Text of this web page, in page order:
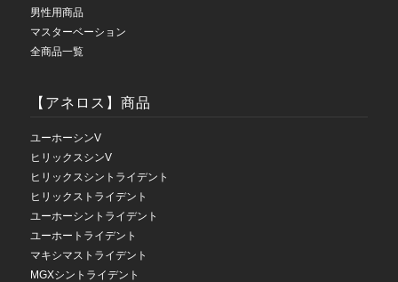
男性用商品
マスターベーション
全商品一覧
【アネロス】商品
ユーホーシンV
ヒリックスシンV
ヒリックスシントライデント
ヒリックストライデント
ユーホーシントライデント
ユーホートライデント
マキシマストライデント
MGXシントライデント